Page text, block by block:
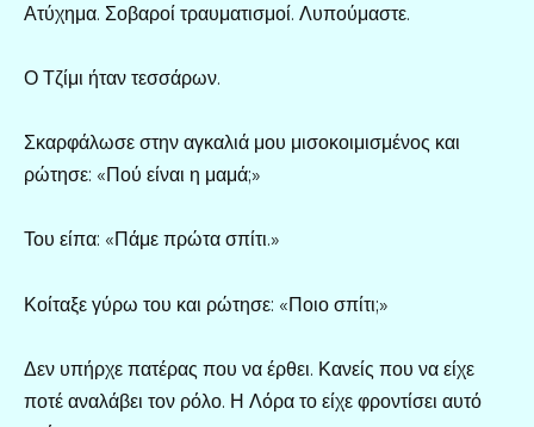
Ατύχημα. Σοβαροί τραυματισμοί. Λυπούμαστε.
Ο Τζίμι ήταν τεσσάρων.
Σκαρφάλωσε στην αγκαλιά μου μισοκοιμισμένος και
ρώτησε: «Πού είναι η μαμά;»
Του είπα: «Πάμε πρώτα σπίτι.»
Κοίταξε γύρω του και ρώτησε: «Ποιο σπίτι;»
Δεν υπήρχε πατέρας που να έρθει. Κανείς που να είχε
ποτέ αναλάβει τον ρόλο. Η Λόρα το είχε φροντίσει αυτό